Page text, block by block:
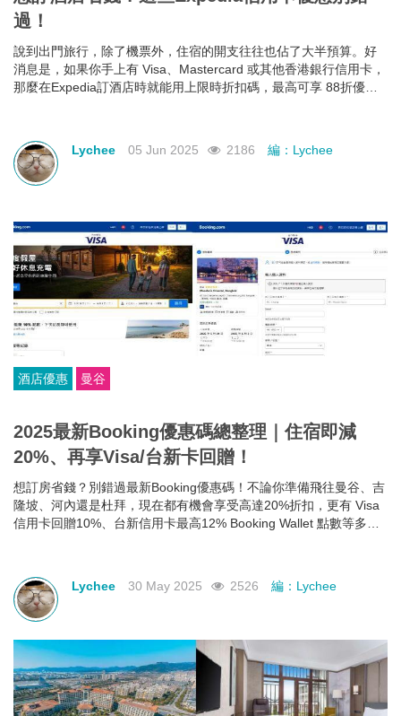
過！
說到出門旅行，除了機票外，住宿的開支往往也佔了大半預算。好
消息是，如果你手上有 Visa、Mastercard 或其他香港銀行信用卡，
那麼在Expedia訂酒店時就能用上限時折扣碼，最高可享 88折優
Lychee
05 Jun 2025 2186 編：Lychee
酒店優惠 曼谷
2025最新Booking優惠碼總整理｜住宿即減
20%、再享Visa/台新卡回贈！
想訂房省錢？別錯過最新Booking優惠碼！不論你準備飛往曼谷、吉
隆坡、河內還是杜拜，現在都有機會享受高達20%折扣，更有 Visa
信用卡回贈10%、台新信用卡最高12% Booking Wallet 點數等多重
Lychee 30 May 2025 2526 編：Lychee